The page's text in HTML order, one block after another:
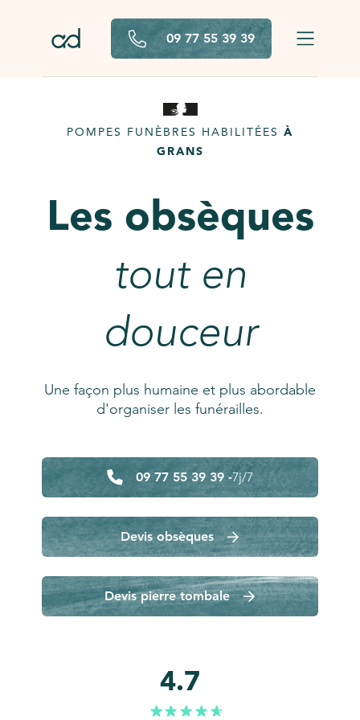
09 77 55 39 39
POMPES FUNÈBRES HABILITÉES À
GRANS
Les obsèques
tout en
douceur
Une façon plus humaine et plus abordable
d'organiser les funérailles.
09 77 55 39 39 -7j/7
Devis obsèques
Devis pierre tombale
4.7